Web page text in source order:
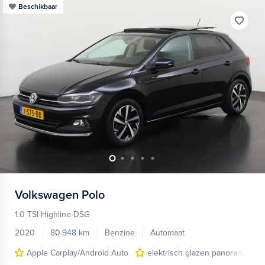
Beschikbaar
Volkswagen Polo
1.0 TSI Highline DSG
2020
80.948 km Benzine
Automaat
Apple Carplay/Android Auto
elektrisch glazen panorama-dak